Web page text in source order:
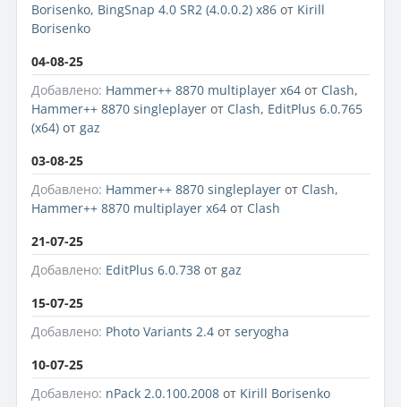
Borisenko, BingSnap 4.0 SR2 (4.0.0.2) x86 от Kirill
Borisenko
04-08-25
Добавлено: Hammer++ 8870 multiplayer x64 от Clash,
Hammer++ 8870 singleplayer от Clash, EditPlus 6.0.765
(x64) от gaz
03-08-25
Добавлено: Hammer++ 8870 singleplayer от Clash,
Hammer++ 8870 multiplayer x64 от Clash
21-07-25
Добавлено: EditPlus 6.0.738 от gaz
15-07-25
Добавлено: Photo Variants 2.4 от seryogha
10-07-25
Добавлено: nPack 2.0.100.2008 от Kirill Borisenko